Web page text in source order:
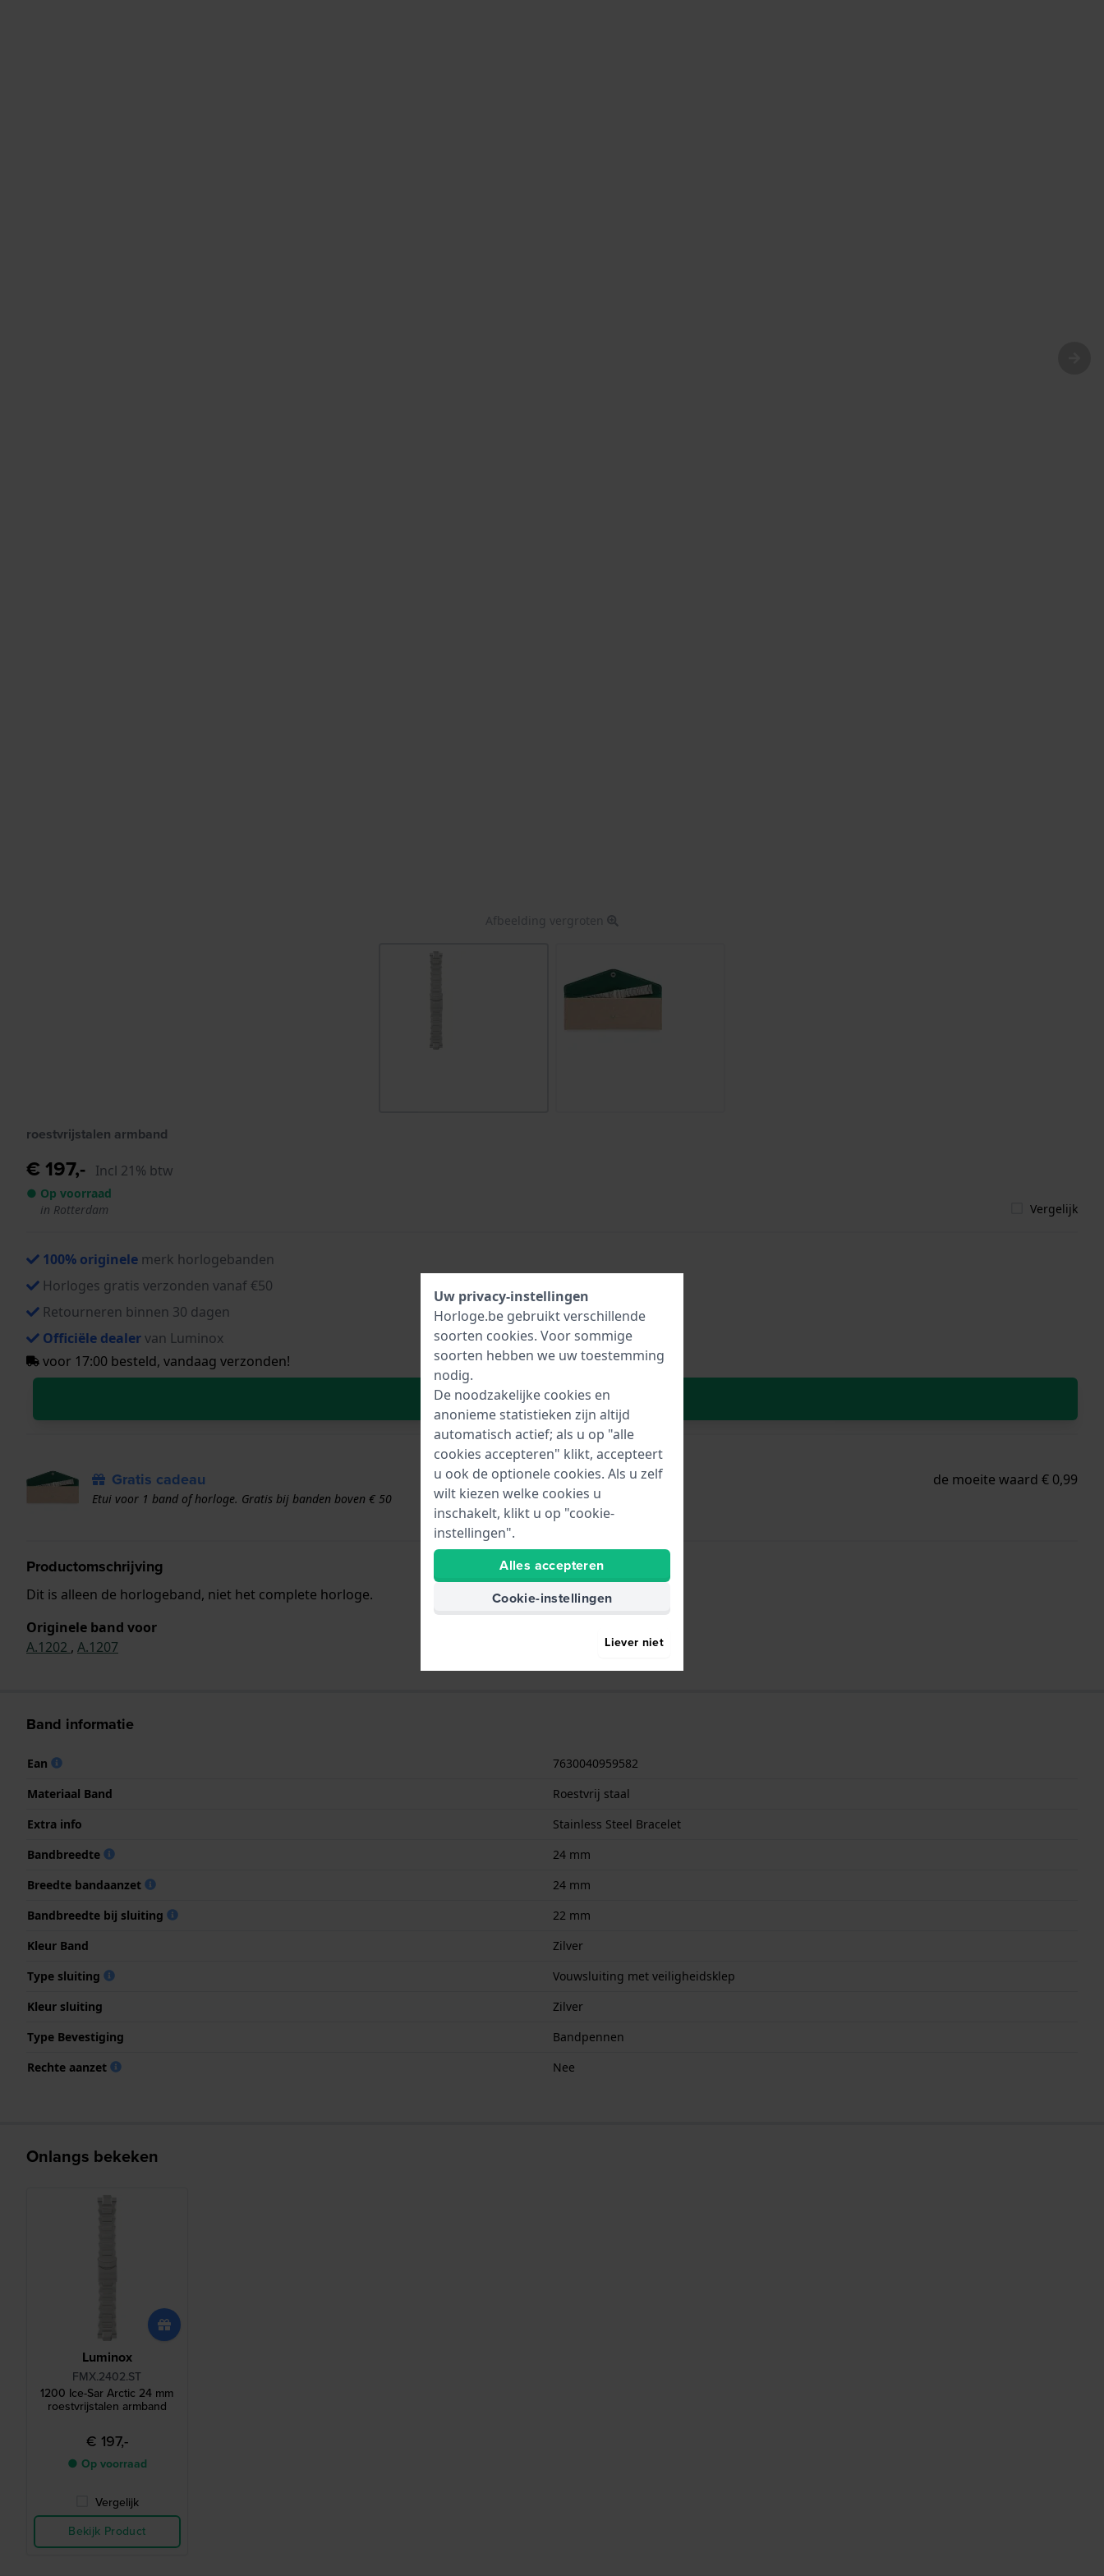
Afbeelding vergroten
roestvrijstalen armband
€ 197,- Incl 21% btw
● Op voorraad
in Rotterdam
Vergelijk
100% originele merk horlogebanden
Horloges gratis verzonden vanaf €50
Retourneren binnen 30 dagen
Officiële dealervan Luminox
voor 17:00 besteld, vandaag verzonden!
In Winkelwagen
Gratis cadeau de moeite waard € 0,99
Etui voor 1 band of horloge. Gratis bij banden boven € 50
Productomschrijving
Dit is alleen de horlogeband, niet het complete horloge.
Originele band voor
A.1202 , A.1207
Band informatie
Ean
7630040959582
Materiaal Band
Roestvrij staal
Extra info
Stainless Steel Bracelet
Bandbreedte
24 mm
Breedte bandaanzet
24 mm
Bandbreedte bij sluiting
22 mm
Kleur Band
Zilver
Type sluiting
Vouwsluiting met veiligheidsklep
Kleur sluiting
Zilver
Type Bevestiging
Bandpennen
Rechte aanzet
Nee
Onlangs bekeken
Luminox
FMX.2402.ST
1200 Ice-Sar Arctic 24 mm
roestvrijstalen armband
€ 197,-
● Op voorraad
Vergelijk
Bekijk Product
Uw privacy-instellingen
Horloge.be gebruikt verschillende
soorten cookies. Voor sommige
soorten hebben we uw toestemming
nodig.
De noodzakelijke cookies en
anonieme statistieken zijn altijd
automatisch actief; als u op "alle
cookies accepteren" klikt, accepteert
u ook de optionele cookies. Als u zelf
wilt kiezen welke cookies u
inschakelt, klikt u op "cookie-
instellingen".
Alles accepteren
Cookie-instellingen
Liever niet